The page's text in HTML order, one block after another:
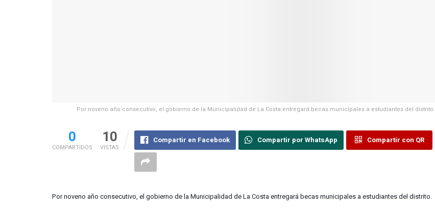
Por noveno año consecutivo, el gobierno de la Municipalidad de La Costa entregará becas municipales a estudiantes del distrito.
0
COMPARTIDOS
10
VISTAS
Compartir en Facebook Compartir por WhatsApp Compartir con QR
Por noveno año consecutivo, el gobierno de la Municipalidad de La Costa entregará becas municipales a estudiantes del distrito.